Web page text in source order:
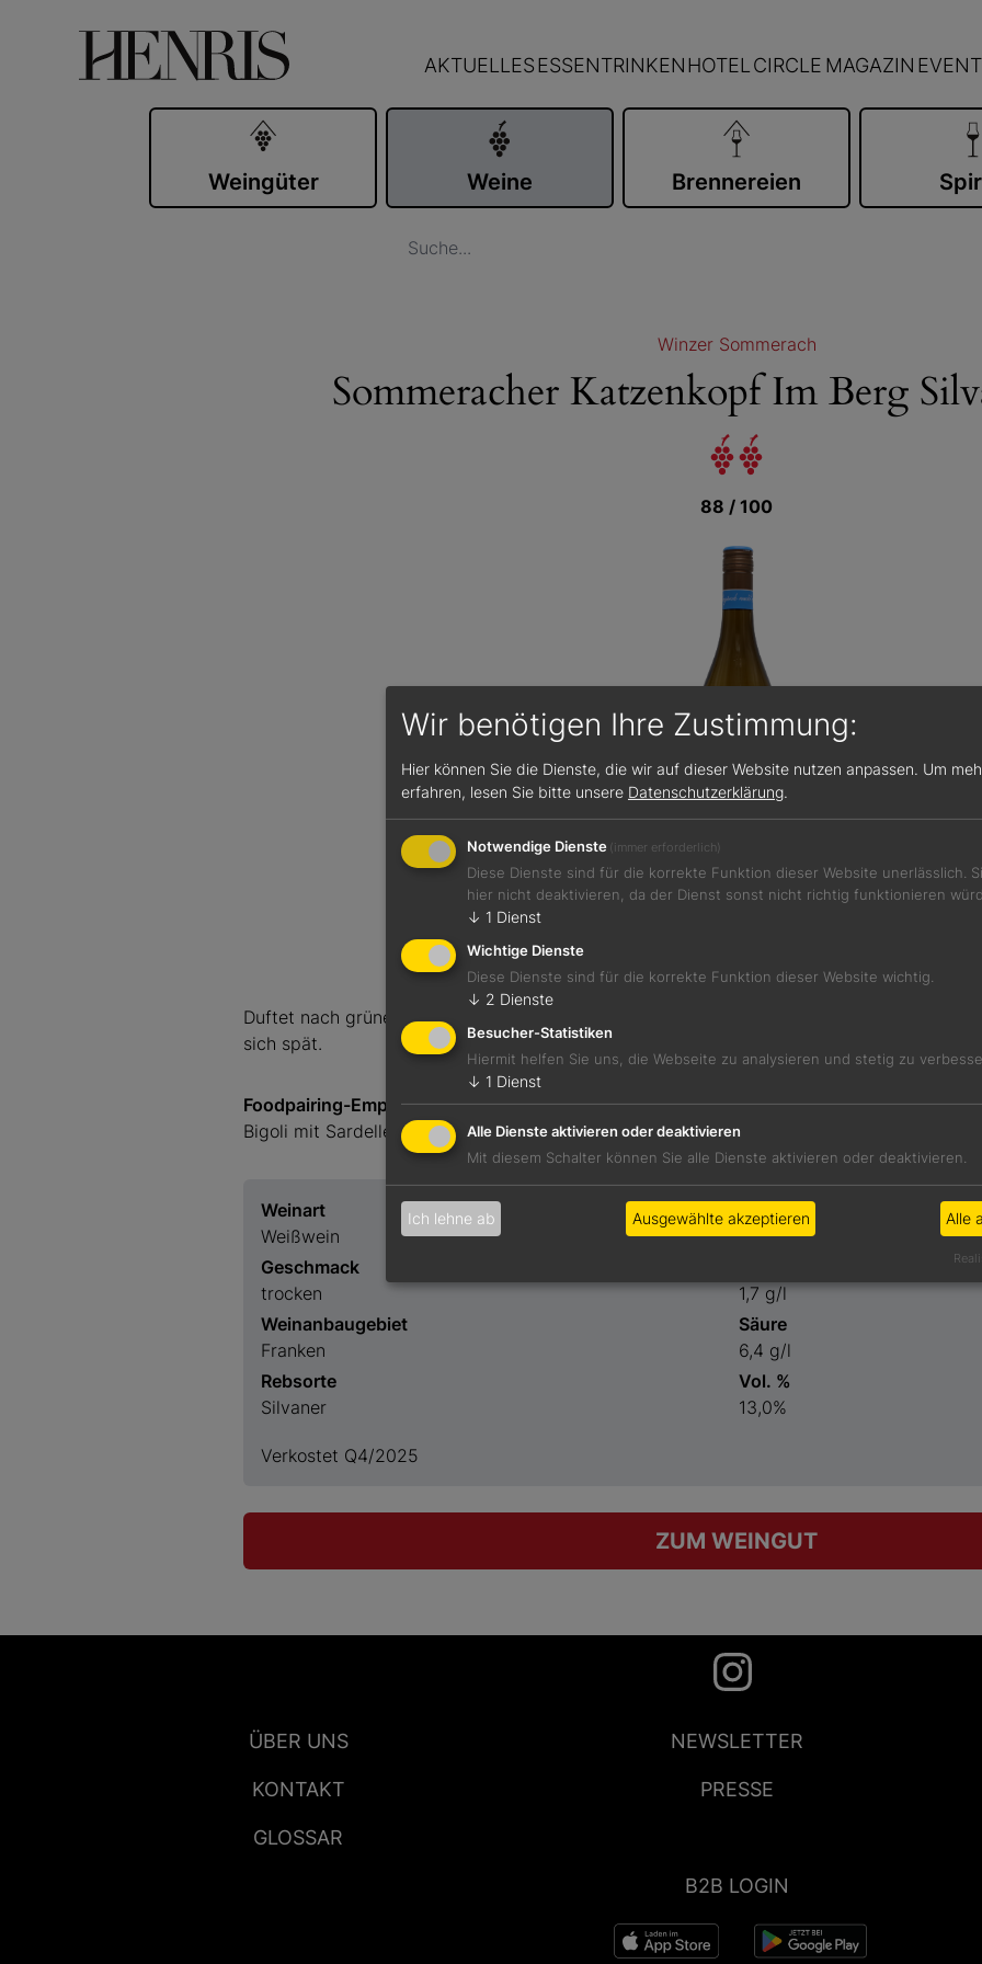
AKTUELLESESSENTRINKENHOTELCIRCLE MAGAZIN
Weingüter Weine Brennereien
Winzer Sommerach
Sommeracher Katzenkopf Im Berg
88 / 100
Duftet nach grünem Apfel, Sauerampfer, grüner Mango. Karg auf eine gute Art,
sich spät.
Foodpairing-Empfehlung
Bigoli mit Sardellen-Zwiebelsauce
Weinart
Weißwein
Preis
18,00 €
Geschmack
trocken
1,7 g/l
Weinanbaugebiet
Franken
Säure
6,4 g/l
Rebsorte
Silvaner
Vol. %
13,0%
Verkostet Q4/2025
ZUM WEINGUT
ÜBER UNS NEWSLETTER
KONTAKT PRESSE
GLOSSAR
B2B LOGIN
Wir benötigen Ihre Zustimmung:
Hier können Sie die Dienste, die wir auf dieser Website nutzen anpassen. Um
erfahren, lesen Sie bitte unsere Datenschutzerklärung.
Notwendige Dienste (immer erforderlich)
Diese Dienste sind für die korrekte Funktion dieser Website unerlässlich.
hier nicht deaktivieren, da der Dienst sonst nicht richtig funktionieren
↓ 1 Dienst
Wichtige Dienste
Diese Dienste sind für die korrekte Funktion dieser Website wichtig.
↓ 2 Dienste
Besucher-Statistiken
Hiermit helfen Sie uns, die Webseite zu analysieren und stetig zu
↓ 1 Dienst
Alle Dienste aktivieren oder deaktivieren
Mit diesem Schalter können Sie alle Dienste aktivieren oder deaktivieren.
Ich lehne ab Ausgewählte akzeptieren Alle